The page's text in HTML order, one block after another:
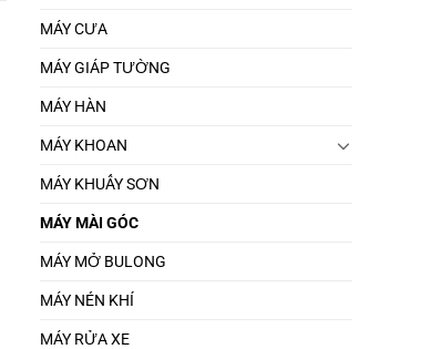
MÁY CƯA
MÁY GIÁP TƯỜNG
MÁY HÀN
MÁY KHOAN
MÁY KHUẤY SƠN
MÁY MÀI GÓC
MÁY MỞ BULONG
MÁY NÉN KHÍ
MÁY RỬA XE